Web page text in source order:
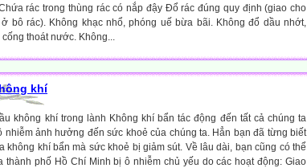
rác trong thùng rác có nắp đậy Đổ rác đúng quy định (giao cho
bô rác). Không khạc nhổ, phóng uế bừa bãi. Không đổ dầu nhớt,
thoát nước. Không...
khí
không khí trong lành Không khí bẩn tác động đến tất cả chúng ta
nhiễm ảnh hưởng đến sức khoẻ của chúng ta. Hẳn bạn đã từng biết
khí bẩn mà sức khoẻ bị giảm sút. Về lâu dài, bạn cũng có thể
thành phố Hồ Chí Minh bị ô nhiễm chủ yếu do các hoạt động: Giao